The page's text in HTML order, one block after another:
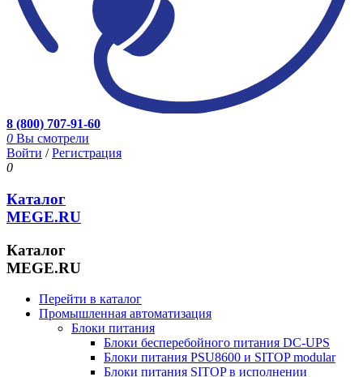
8 (800) 707-91-60
0 Вы смотрели
Войти /Регистрация
0
Каталог
MEGE.RU
Каталог
MEGE.RU
Перейти в каталог
Промышленная автоматизация
Блоки питания
Блоки бесперебойного питания DC-UPS
Блоки питания PSU8600 и SITOP modular
Блоки питания SITOP в исполнении